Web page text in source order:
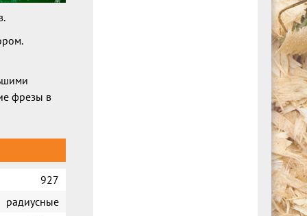
фрезы в
927
радиусные